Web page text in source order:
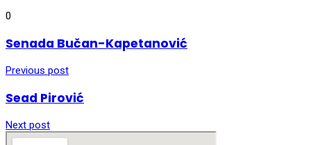
0
Senada Bučan-Kapetanović
Previous post
Sead Pirović
Next post